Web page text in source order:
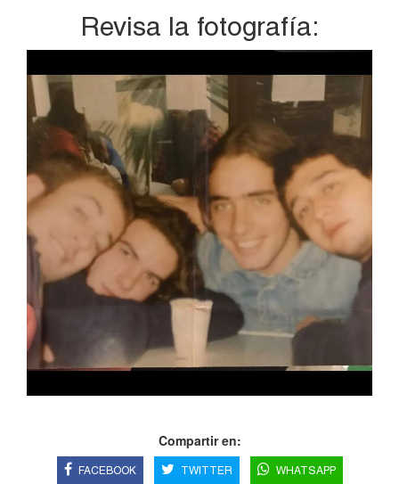
Revisa la fotografía:
Compartir en:
FACEBOOK TWITTER WHATSAPP